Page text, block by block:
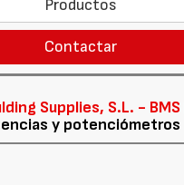
Productos
Contactar
Supplies, S.L. - BMS
y potenciómetros